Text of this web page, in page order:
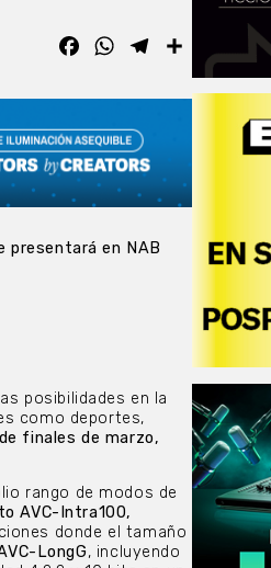
FacebookWhatsAppTelegramCompartir
presentará en NAB
posibilidades en la
como deportes,
finales de marzo,
rango de modos de
AVC-Intra100,
donde el tamaño
LongG, incluyendo